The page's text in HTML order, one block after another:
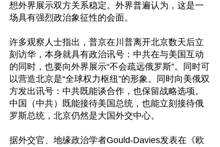
想外界展示双方关系稳定。外界普遍认为，这是一
场具有强烈政治象征性的会面。
许多观察人士指出，普京在川普离开北京数天后立
刻访华，本身就具有政治讯号：中共在与美国互动
的同时，也要向外界展示“不会疏远俄罗斯”。同时可
以营造北京是“全球权力枢纽”的形象。同时向美俄双
方发出讯号：中共既能谈合作，也保留战略选项。
中国（中共）既能接待美国总统，也能立刻接待俄
罗斯总统，北京仍然是大国外交中心。
据外交官、地缘政治学者Gould-Davies发表在《欧